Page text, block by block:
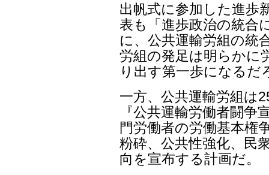
出帆式に参加した進歩
表も「進歩政治の統合
に、公共運輸労組の統
労組の発足は明らかに
り出す第一歩になるだ
一方、公共運輸労組は
『公共運輸労働者闘争
門労働者の労働基本権
粉砕、公共性強化、民
向を宣布する計画だ。